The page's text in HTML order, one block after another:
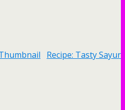
Recipe: Tasty Sayur